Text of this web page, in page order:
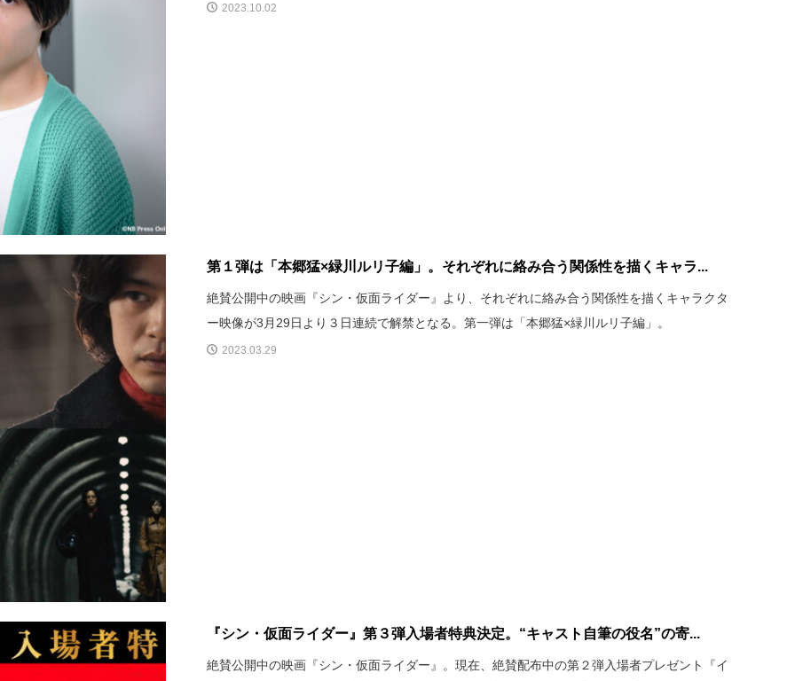
2023.10.02
第１弾は「本郷猛×緑川ルリ子編」。それぞれに絡み合う関係性を描くキャラ...
絶賛公開中の映画『シン・仮面ライダー』より、それぞれに絡み合う関係性を描くキャラクタ
ー映像が3月29日より３日連続で解禁となる。第一弾は「本郷猛×緑川ルリ子編」。
2023.03.29
『シン・仮面ライダー』第３弾入場者特典決定。“キャスト自筆の役名”の寄...
絶賛公開中の映画『シン・仮面ライダー』。現在、絶賛配布中の第２弾入場者プレゼント『イ